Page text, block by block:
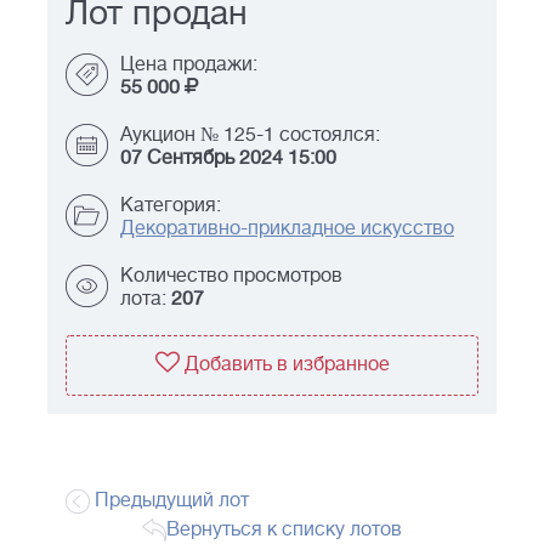
Лот продан
Цена продажи:
55 000
Аукцион № 125-1 состоялся:
07 Сентябрь 2024 15:00
Категория:
Декоративно-прикладное искусство
Количество просмотров
лота: 207
Добавить в избранное
Предыдущий лот
Вернуться к списку лотов